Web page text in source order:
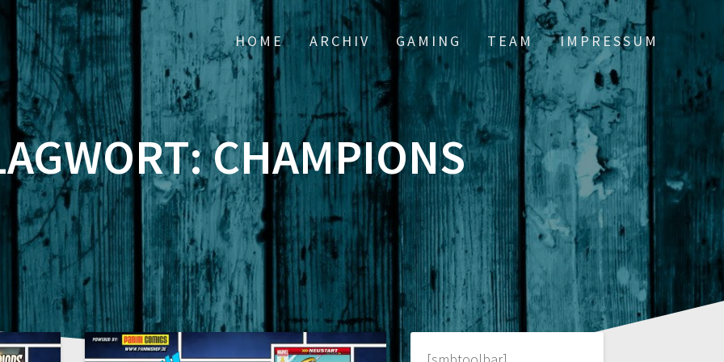
HOME ARCHIV GAMING TEAM IMPRESSUM
CHAMPIONS